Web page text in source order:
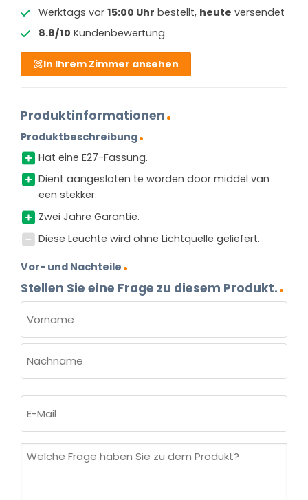
Werktags vor 15:00 Uhr bestellt, heute versendet
8.8/10 Kundenbewertung
In Ihrem Zimmer ansehen
Produktinformationen
Produktbeschreibung
Hat eine E27-Fassung.
Dient aangesloten te worden door middel van
een stekker.
Zwei Jahre Garantie.
Diese Leuchte wird ohne Lichtquelle geliefert.
Vor- und Nachteile
Stellen Sie eine Frage zu diesem Produkt.
(ERFORDERLICH)
Vorname
Mail
Welche